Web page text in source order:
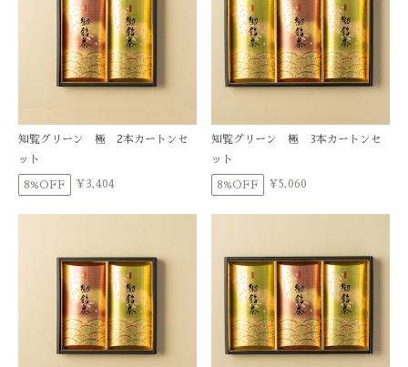
知覧グリーン 極 2本カートンセ
ット
8%OFF ¥3,404
知覧グリーン 極 3本カートンセ
ット
8%OFF ¥5,060